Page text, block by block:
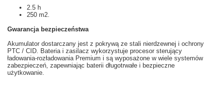
2.5 h
250 m2.
Gwarancja bezpieczeństwa
Akumulator dostarczany jest z pokrywą ze stali nierdzewnej i ochrony
PTC / CID Bateria i zasilacz wykorzystuje procesor sterujący
ładowania-rozładowania Premium i są wyposażone w wiele systemów
zabezpieczeń , zapewniając baterii długotrwałe i bezpieczne
użytkowanie